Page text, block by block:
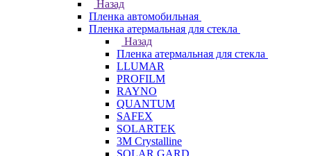
Назад
Пленка автомобильная
Пленка атермальная для стекла
Назад
Пленка атермальная для стекла
LLUMAR
PROFILM
RAYNO
QUANTUM
SAFEX
SOLARTEK
3M Crystalline
SOLAR GARD